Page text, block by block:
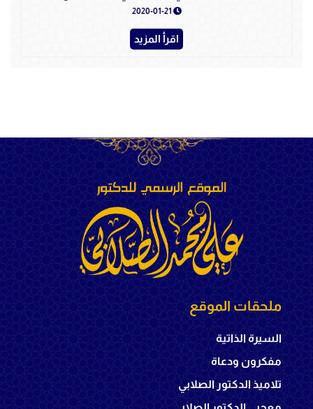
اقرأ المزيد
ملحقات الموقع
السيرة الذاتية
مفكرون ودعاة
تلاميذ الدكتور الصلابي